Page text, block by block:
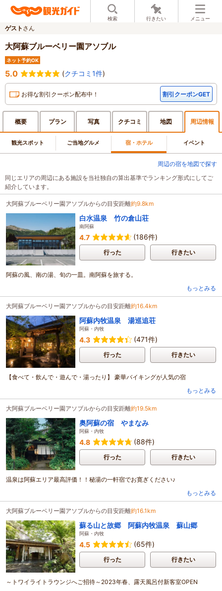
検索 行きたい メニュー
ゲスト さん
大阿蘇ブルーベリー園アソブル
ネット予約OK
5.0 (クチコミ1件)
お得な割引クーポン配布中！ 割引クーポンGET
概要 プラン 写真 クチコミ 地図 周辺情報
観光スポット ご当地グルメ 宿・ホテル イベント
周辺の宿を地図で探す
同じエリアの周辺にある施設を当社独自の算出基準でランキング形式にしてご
紹介しています。
大阿蘇ブルーベリー園アソブルからの目安距離約9.8km
白水温泉 竹の倉山荘
南阿蘇
4.7 (186件)
行った 行きたい
阿蘇の風、南の湯、旬の一皿。南阿蘇を旅する。
もっとみる
大阿蘇ブルーベリー園アソブルからの目安距離約16.4km
阿蘇内牧温泉 湯巡追荘
阿蘇・内牧
4.3 (471件)
行った 行きたい
【食べて・飲んで・遊んで・湯ったり】 豪華バイキングが人気の宿
もっとみる
大阿蘇ブルーベリー園アソブルからの目安距離約19.5km
奥阿蘇の宿 やまなみ
阿蘇・内牧
4.8 (88件)
行った 行きたい
温泉は阿蘇エリア最高評価！！秘湯の一軒宿でお寛ぎください♪
もっとみる
大阿蘇ブルーベリー園アソブルからの目安距離約16.1km
蘇る山と故郷 阿蘇内牧温泉 蘇山郷
阿蘇・内牧
4.5 (65件)
行った 行きたい
～トワイライトラウンジへご招待～2023年春、露天風呂付新客室OPEN